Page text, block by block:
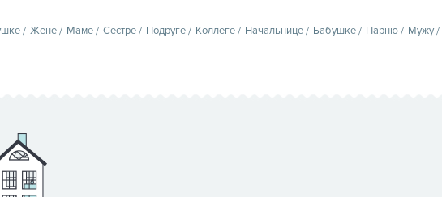
Жене Маме Сестре Подруге Коллеге Начальнице Бабушке Парню Мужу